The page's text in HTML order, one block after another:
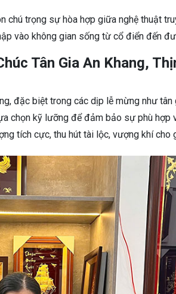
chú trọng sự hòa hợp giữa nghệ thuật
vào không gian sống từ cổ điển đến
Tân Gia An Khang,
đặc biệt trong các dịp lễ mừng như tân
chọn kỹ lưỡng để đảm bảo sự phù hợp
tích cực, thu hút tài lộc, vượng khí cho